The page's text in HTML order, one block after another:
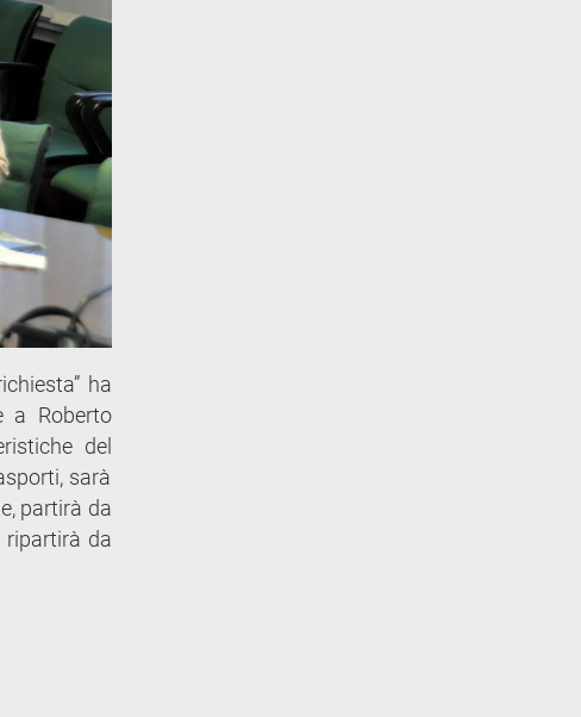
ha
a Roberto
del
sarà
partirà da
ripartirà da